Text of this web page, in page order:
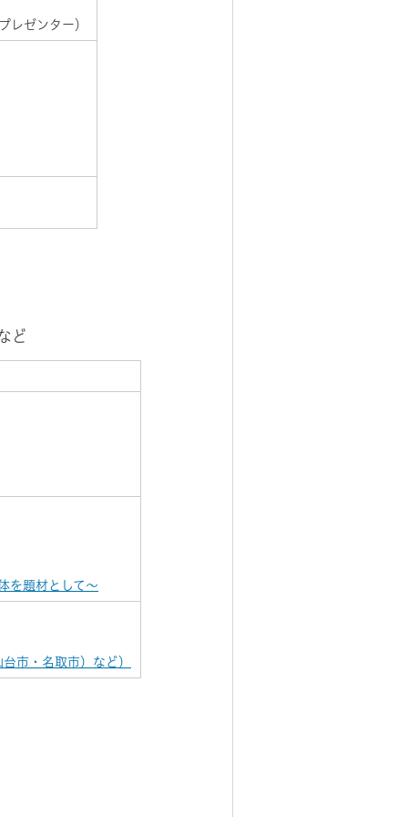
レゼンター）
ど
を題材として～
市・名取市）など）